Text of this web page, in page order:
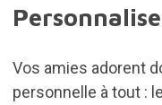
Vos amies adorent
personnelle à tout :